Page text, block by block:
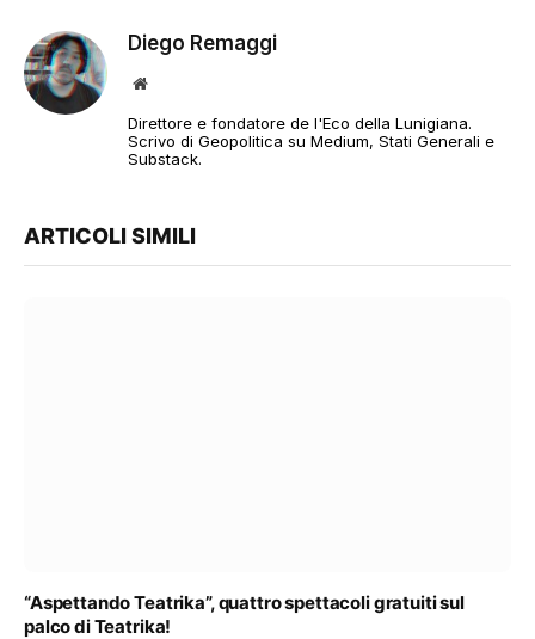
Diego Remaggi
Sito
Direttore e fondatore de l'Eco della Lunigiana.
Scrivo di Geopolitica su Medium, Stati Generali e
Substack.
ARTICOLI SIMILI
“Aspettando Teatrika”, quattro spettacoli gratuiti sul
palco di Teatrika!